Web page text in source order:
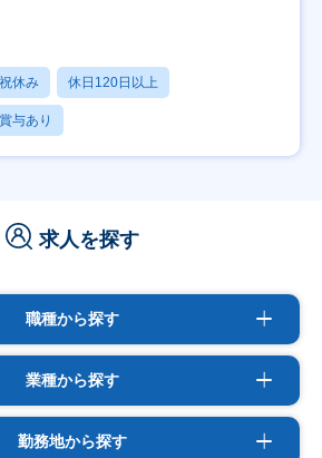
休み 休日120日以上
賞与あり
求人を探す
職種から探す
業種から探す
勤務地から探す